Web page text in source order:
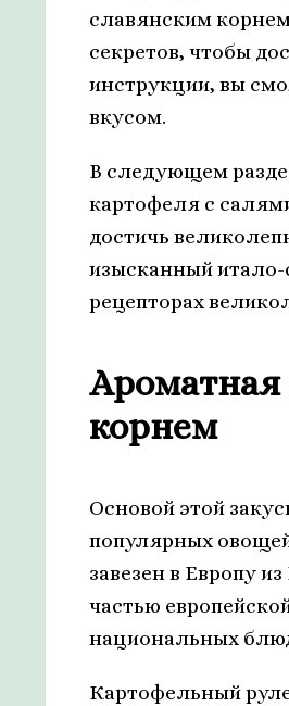
славянским
секретов, чтобы
инструкции, вы
вкусом.
В следующем
картофеля с
достичь
изысканный итало-
рецепторах
Ароматная
корнем
Основой этой
популярных
завезен в Европу
частью
национальных
Картофельный